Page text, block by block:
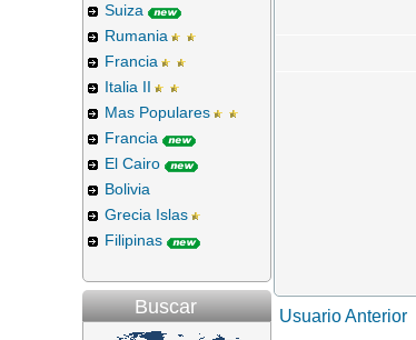
Suiza
Rumania
Francia
Italia II
Mas Populares
Francia
El Cairo
Bolivia
Grecia Islas
Filipinas
Buscar Usuario Anterior